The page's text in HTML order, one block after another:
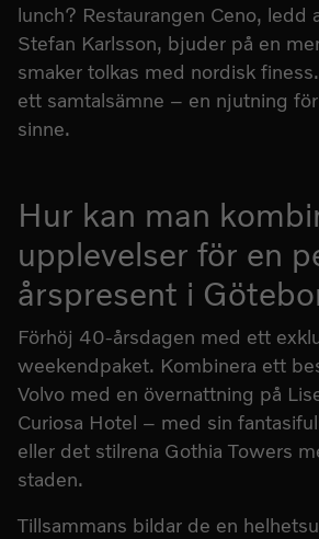
lunch? Restaurangen Ceno, ledd
Stefan Karlsson, bjuder på en
smaker tolkas med nordisk
ett samtalsämne – en njutning
sinne.
Hur kan man
upplevelser för en
årspresent i
Förhöj 40-årsdagen med ett
weekendpaket. Kombinera ett
Volvo med en övernattning på
Curiosa Hotel – med sin
eller det stilrena Gothia Towers
staden.
Tillsammans bildar de en